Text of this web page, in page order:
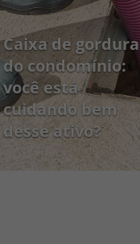
Caixa de gordura
do condomínio:
você está
cuidando bem
desse ativo?